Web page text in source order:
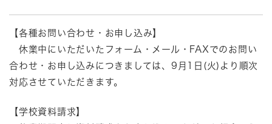
【各種お問い合わせ・お申し込み】
休業中にいただいたフォーム・メール・ FAX でのお問い
合わせ・お申し込みにつきましては、9月1日 (火) より順次
対応させていただきます。
【学校資料請求】